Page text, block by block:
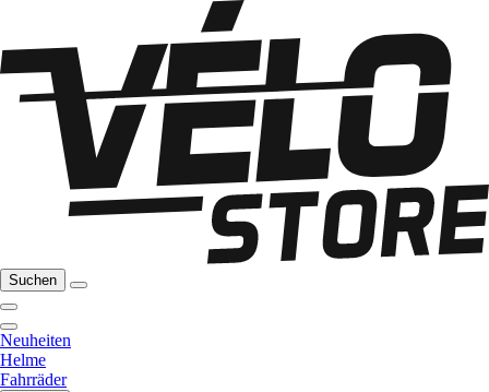
Suchen
Neuheiten
Helme
Fahrräder